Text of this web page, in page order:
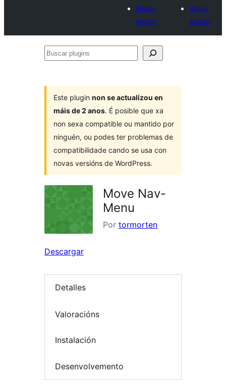
Iniciar
sesión
Iniciar
sesión
Buscar
Este plugin non se actualizou en
máis de 2 anos. É posible que xa
non sexa compatible ou mantido por
ninguén, ou podes ter problemas de
compatibilidade cando se usa con
novas versións de WordPress.
Move Nav-
Menu
Por tormorten
Descargar
Detalles
Valoracións
Instalación
Desenvolvemento